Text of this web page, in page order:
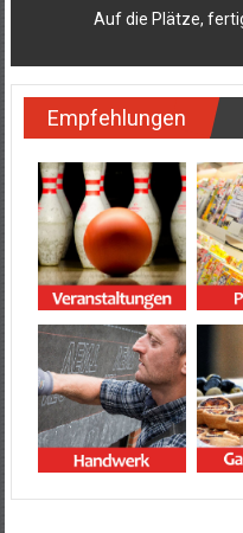
Auf die Plätze,
Empfehlungen